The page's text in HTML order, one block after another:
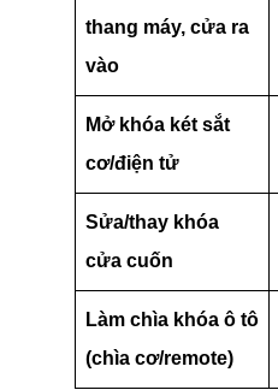
thang máy, cửa ra
vào
Mở khóa két sắt
cơ/điện tử
Sửa/thay khóa
cửa cuốn
Làm chìa khóa ô tô
(chìa cơ/remote)